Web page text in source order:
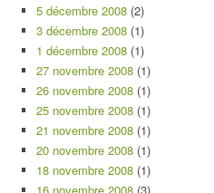
5 décembre 2008 (2)
3 décembre 2008 (1)
1 décembre 2008 (1)
27 novembre 2008 (1)
26 novembre 2008 (1)
25 novembre 2008 (1)
21 novembre 2008 (1)
20 novembre 2008 (1)
18 novembre 2008 (1)